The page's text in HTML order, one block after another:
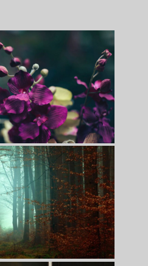
sit amet,
elit.
accumsan
sit amet,
elit.
accumsan